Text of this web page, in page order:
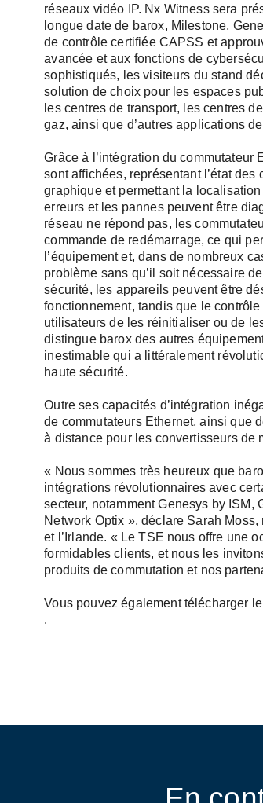
réseaux vidéo IP. Nx Witness sera
longue date de barox, Milestone,
de contrôle certifiée CAPSS et
avancée et aux fonctions de
sophistiqués, les visiteurs du stand
solution de choix pour les espaces
les centres de transport, les centres
gaz, ainsi que d’autres applications
Grâce à l’intégration du
sont affichées, représentant l’état
graphique et permettant la
erreurs et les pannes peuvent être
réseau ne répond pas, les
commande de redémarrage, ce qui
l’équipement et, dans de nombreux
problème sans qu’il soit nécessaire
sécurité, les appareils peuvent être
fonctionnement, tandis que le
utilisateurs de les réinitialiser ou de
distingue barox des autres
inestimable qui a littéralement
haute sécurité.
Outre ses capacités d’intégration
de commutateurs Ethernet, ainsi que
à distance pour les convertisseurs de
« Nous sommes très heureux que
intégrations révolutionnaires avec
secteur, notamment Genesys by ISM,
Network Optix », déclare Sarah
et l’Irlande. « Le TSE nous offre une
formidables clients, et nous les
produits de commutation et nos
Vous pouvez également télécharger
.
Rester connecté
Mot de passe oublié?
S'inscrire
Prénom / Nom *
E-mail *
Entreprise
Téléphone
Adresse (Rue, N°, CP, Ville)